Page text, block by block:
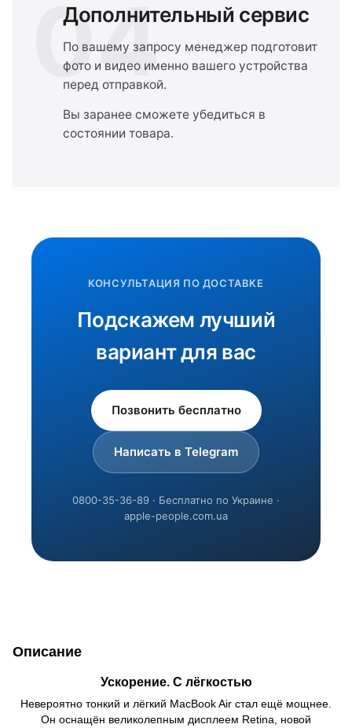
04
Дополнительный сервис
По вашему запросу менеджер подготовит
фото и видео именно вашего устройства
перед отправкой.
Вы заранее сможете убедиться в
состоянии товара.
КОНСУЛЬТАЦИЯ ПО ДОСТАВКЕ
Подскажем лучший
вариант для вас
Позвонить бесплатно
Написать в Telegram
0800-35-36-89 · Бесплатно по Украине ·
apple-people.com.ua
Описание
Ускорение. С лёгкостью
Невероятно тонкий и лёгкий MacBook Air стал ещё мощнее.
Он оснащён великолепным дисплеем Retina, новой